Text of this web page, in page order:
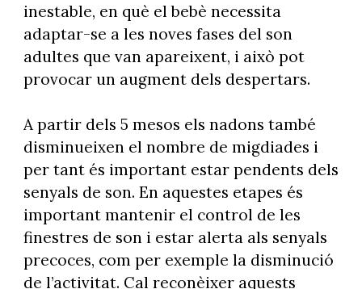
inestable, en què el bebè necessita
adaptar-se a les noves fases del son
adultes que van apareixent, i això pot
provocar un augment dels despertars.
A partir dels 5 mesos els nadons també
disminueixen el nombre de migdiades i
per tant és important estar pendents dels
senyals de son. En aquestes etapes és
important mantenir el control de les
finestres de son i estar alerta als senyals
precoces, com per exemple la disminució
de l’activitat. Cal reconèixer aquests